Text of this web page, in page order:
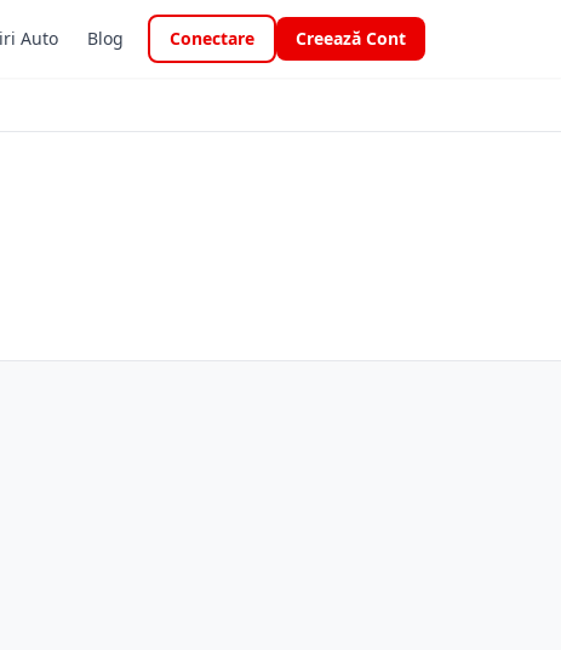
Auto Blog Conectare Creează Cont